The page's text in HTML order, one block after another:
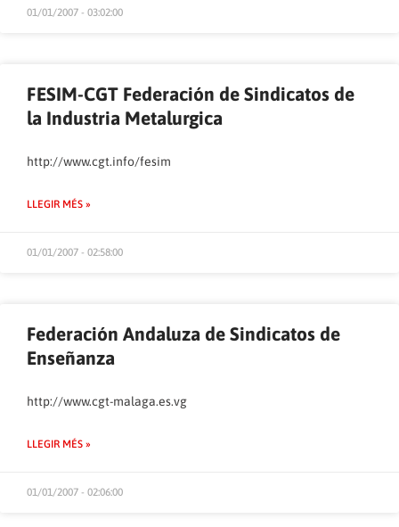
01/01/2007 - 03:02:00
FESIM-CGT Federación de Sindicatos de
la Industria Metalurgica
http://www.cgt.info/fesim
LLEGIR MÉS »
01/01/2007 - 02:58:00
Federación Andaluza de Sindicatos de
Enseñanza
http://www.cgt-malaga.es.vg
LLEGIR MÉS »
01/01/2007 - 02:06:00